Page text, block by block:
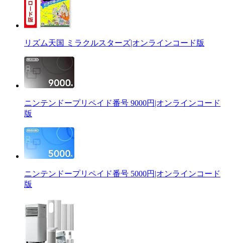
リズム天国 ミラクルスターズ|オンラインコード版
ニンテンドープリペイド番号 9000円|オンラインコード
版
ニンテンドープリペイド番号 5000円|オンラインコード
版